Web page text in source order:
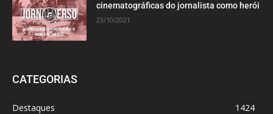
cinematográficas do jornalista como herói
23/10/2021
CATEGORIAS
Destaques
1424